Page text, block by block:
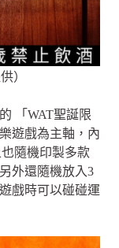
）
「WAT聖誕限
遊戲為主軸，內
隨機印製多款
外還隨機放入3
戲時可以碰碰運